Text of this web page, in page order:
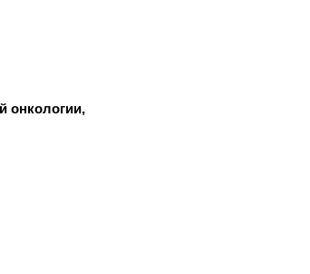
онкологии